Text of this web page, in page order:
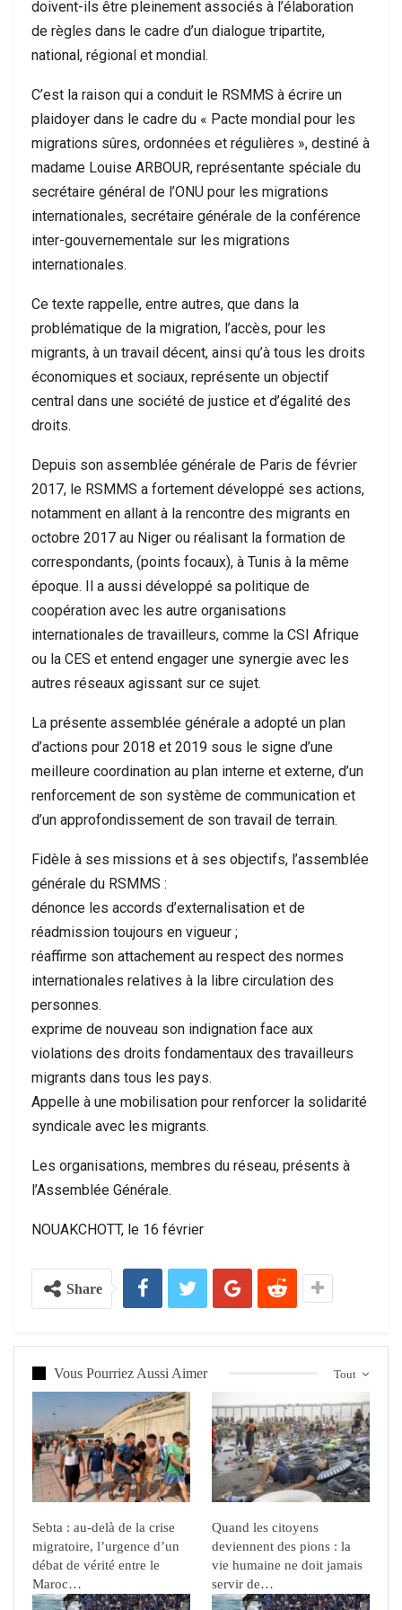
doivent-ils être pleinement associés à l’élaboration
de règles dans le cadre d’un dialogue tripartite,
national, régional et mondial.
C’est la raison qui a conduit le RSMMS à écrire un
plaidoyer dans le cadre du « Pacte mondial pour les
migrations sûres, ordonnées et régulières », destiné à
madame Louise ARBOUR, représentante spéciale du
secrétaire général de l’ONU pour les migrations
internationales, secrétaire générale de la conférence
inter-gouvernementale sur les migrations
internationales.
Ce texte rappelle, entre autres, que dans la
problématique de la migration, l’accès, pour les
migrants, à un travail décent, ainsi qu’à tous les droits
économiques et sociaux, représente un objectif
central dans une société de justice et d’égalité des
droits.
Depuis son assemblée générale de Paris de février
2017, le RSMMS a fortement développé ses actions,
notamment en allant à la rencontre des migrants en
octobre 2017 au Niger ou réalisant la formation de
correspondants, (points focaux), à Tunis à la même
époque. Il a aussi développé sa politique de
coopération avec les autre organisations
internationales de travailleurs, comme la CSI Afrique
ou la CES et entend engager une synergie avec les
autres réseaux agissant sur ce sujet.
La présente assemblée générale a adopté un plan
d’actions pour 2018 et 2019 sous le signe d’une
meilleure coordination au plan interne et externe, d’un
renforcement de son système de communication et
d’un approfondissement de son travail de terrain.
Fidèle à ses missions et à ses objectifs, l’assemblée
générale du RSMMS :
dénonce les accords d’externalisation et de
réadmission toujours en vigueur ;
réaffirme son attachement au respect des normes
internationales relatives à la libre circulation des
personnes.
exprime de nouveau son indignation face aux
violations des droits fondamentaux des travailleurs
migrants dans tous les pays.
Appelle à une mobilisation pour renforcer la solidarité
syndicale avec les migrants.
Les organisations, membres du réseau, présents à
l’Assemblée Générale.
NOUAKCHOTT, le 16 février
Share
Tout
Vous Pourriez Aussi Aimer
Sebta : au-delà de la crise
migratoire, l’urgence d’un
débat de vérité entre le
Maroc…
Quand les citoyens
deviennent des pions : la
vie humaine ne doit jamais
servir de…